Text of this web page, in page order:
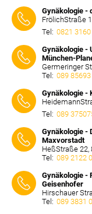
Gynäkologie -
FrölichStraße
Tel: 0821 3160
Gynäkologie -
München-
Germeringer
Tel: 089 85693
Gynäkologie -
Tel: 089
Gynäkologie -
Maxvorstadt
HeßStraße 22,
Tel: 089 2122 0
Gynäkologie -
Geisenhofer
Hirschauer
Tel: 089 3831 0